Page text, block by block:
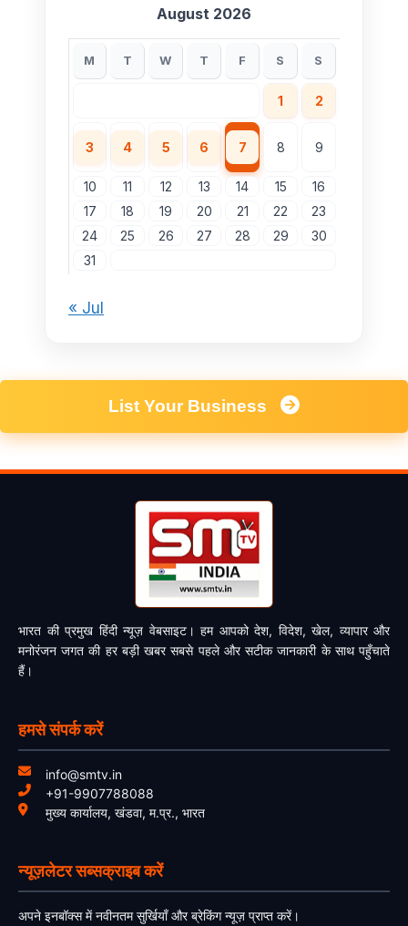
August 2026
M T W T F S S
1 2
3 4 5 6 7 8 9
10 11 12 13 14 15
16
17
18 19 20 21 22
23
24
25 26 27 28 29
30
31
« Jul
List Your Business
भारत की प्रमुख हिंदी न्यूज़ वेबसाइट। हम आपको देश, विदेश, खेल, व्यापार और
मनोरंजन जगत की हर बड़ी खबर सबसे पहले और सटीक जानकारी के साथ पहुँचाते
हैं।
हमसे संपर्क करें
info@smtv.in
+91-9907788088
मुख्य कार्यालय, खंडवा, म.प्र., भारत
न्यूज़लेटर सब्सक्राइब करें
अपने इनबॉक्स में नवीनतम सुर्खियाँ और ब्रेकिंग न्यूज़ प्राप्त करें।